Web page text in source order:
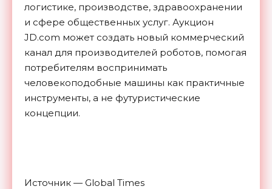
логистике, производстве, здравоохранении
и сфере общественных услуг. Аукцион
JD.com может создать новый коммерческий
канал для производителей роботов, помогая
потребителям воспринимать
человекоподобные машины как практичные
инструменты, а не футуристические
концепции.
Источник — Global Times